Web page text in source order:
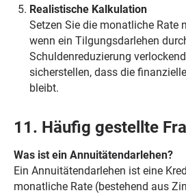
Realistische Kalkulation
Setzen Sie die monatliche Rate
wenn ein Tilgungsdarlehen
Schuldenreduzierung
sicherstellen, dass die
bleibt.
11. Häufig gestellte
Was ist ein Annuitätendarlehen?
Ein Annuitätendarlehen ist eine
monatliche Rate (bestehend aus